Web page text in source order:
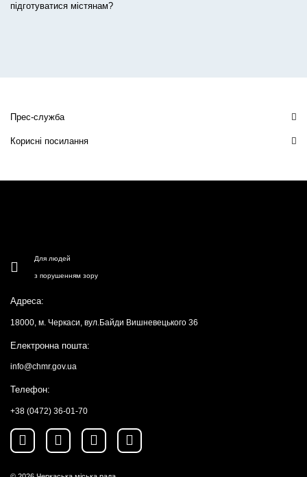
підготуватися містянам?
Прес-служба
Корисні посилання
Для людей
з порушенням зору
Адреса:
18000, м. Черкаси, вул.Байди Вишневецького 36
Електронна пошта:
info@chmr.gov.ua
Телефон:
+38 (0472) 36-01-70